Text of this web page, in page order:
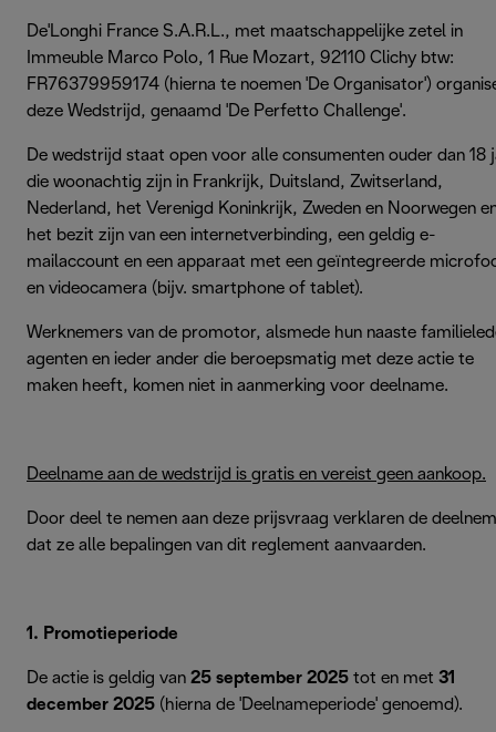
De'Longhi France S.A.R.L., met maatschappelijke zetel in
Immeuble Marco Polo, 1 Rue Mozart, 92110 Clichy btw:
FR76379959174 (hierna te noemen 'De Organisator')
deze Wedstrijd, genaamd 'De Perfetto Challenge'.
De wedstrijd staat open voor alle consumenten ouder dan 18
die woonachtig zijn in Frankrijk, Duitsland, Zwitserland,
Nederland, het Verenigd Koninkrijk, Zweden en Noorwegen
het bezit zijn van een internetverbinding, een geldig e-
mailaccount en een apparaat met een geïntegreerde
en videocamera (bijv. smartphone of tablet).
Werknemers van de promotor, alsmede hun naaste
agenten en ieder ander die beroepsmatig met deze actie te
maken heeft, komen niet in aanmerking voor deelname.
Deelname aan de wedstrijd is gratis en vereist geen aankoop.
Door deel te nemen aan deze prijsvraag verklaren de
dat ze alle bepalingen van dit reglement aanvaarden.
1. Promotieperiode
De actie is geldig van 25 september 2025 tot en met 31
december 2025 (hierna de 'Deelnameperiode' genoemd).